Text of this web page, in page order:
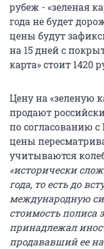
рубеж - «зеленая
года не будет
цены будут
на 15 дней с
карта» стоит 1420
Цену на «зеленую
продают
по согласованию
цены
учитываются
«исторически
года, то есть до
международную
стоимость полиса
принадлежал
продававший ее